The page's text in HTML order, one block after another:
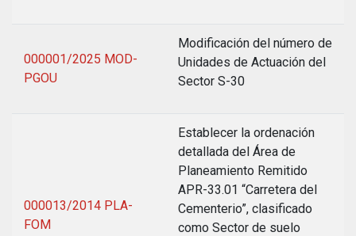
000001/2025 MOD-
PGOU
Modificación del número de
Unidades de Actuación del
Sector S-30
000013/2014 PLA-
FOM
Establecer la ordenación
detallada del Área de
Planeamiento Remitido
APR-33.01 “Carretera del
Cementerio”, clasificado
como Sector de suelo